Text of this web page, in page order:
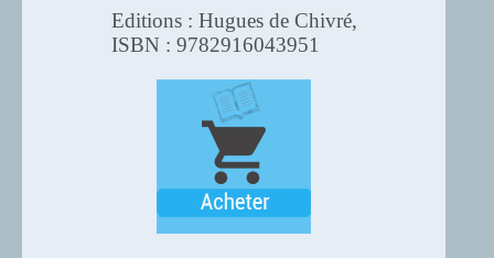
Editions : Hugues de Chivré,
ISBN : 9782916043951